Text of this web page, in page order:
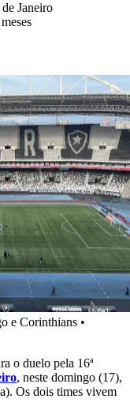
Janeiro
e Corinthians •
o duelo pela 16ª
, neste domingo (17),
Os dois times vivem